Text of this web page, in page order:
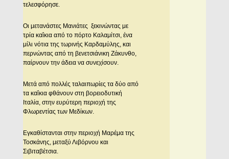
τελεσφόρησε.
Οι μετανάστες Μανιάτες ξεκινώντας με
τρία καΐκια από το πόρτο Καλαμίτσι, ένα
μίλι νότια της τωρινής Καρδαμύλης, και
περνώντας από τη βενετσιάνικη Ζάκυνθο,
παίρνουν την άδεια να συνεχίσουν.
Μετά από πολλές ταλαιπωρίες τα δύο από
τα καΐκια φθάνουν στη βορειοδυτική
Ιταλία, στην ευρύτερη περιοχή της
Φλωρεντίας των Μεδίκων.
Εγκαθίστανται στην περιοχή Μαρέμα της
Τοσκάνης, μεταξύ Λιβόρνου και
Σιβιταβέτσια.